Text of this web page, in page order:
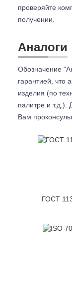
проверяйте
получении.
Аналоги
Обозначение
гарантией, что
изделия (по
палитре и т.д.).
Вам
ГОСТ